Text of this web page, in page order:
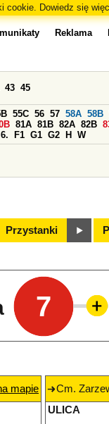
cookie. Dowiedz się
Reklama
43 45
55C 56 57 58A 58B
81A 81B 82A 82B
6. F1 G1 G2 H W
Przystanki
7
mapie
Cm.
ULICA